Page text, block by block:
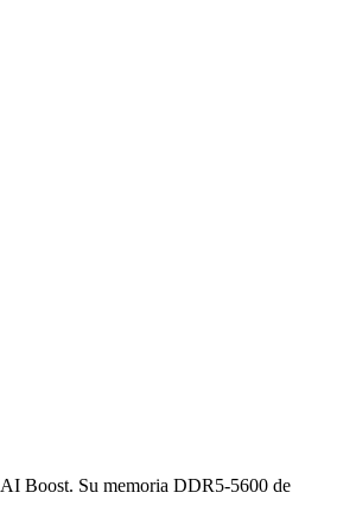
AI Boost. Su memoria DDR5-5600 de